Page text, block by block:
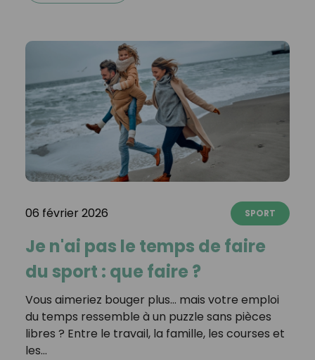
06 février 2026 SPORT
Je n'ai pas le temps de faire
du sport : que faire ?
Vous aimeriez bouger plus… mais votre emploi
du temps ressemble à un puzzle sans pièces
libres ? Entre le travail, la famille, les courses et
les…